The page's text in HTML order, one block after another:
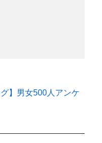
】男女500人アンケ